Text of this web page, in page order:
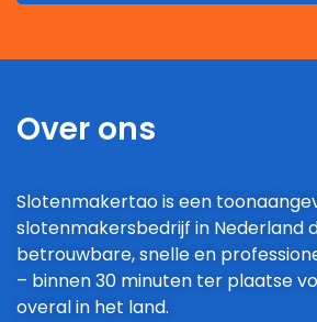
Over ons
Slotenmakertao is een
slotenmakersbedrijf in Nederland
betrouwbare, snelle en
– binnen 30 minuten ter plaatse
overal in het land.